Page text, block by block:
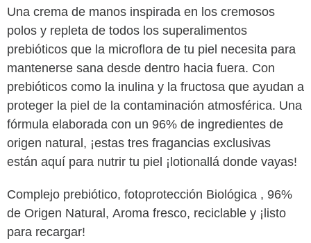
Una crema de manos inspirada en los cremosos
polos y repleta de todos los superalimentos
prebióticos que la microflora de tu piel necesita para
mantenerse sana desde dentro hacia fuera. Con
prebióticos como la inulina y la fructosa que ayudan a
proteger la piel de la contaminación atmosférica. Una
fórmula elaborada con un 96% de ingredientes de
origen natural, ¡estas tres fragancias exclusivas
están aquí para nutrir tu piel ¡lotionallá donde vayas!
Complejo prebiótico, fotoprotección Biológica , 96%
de Origen Natural, Aroma fresco, reciclable y ¡listo
para recargar!